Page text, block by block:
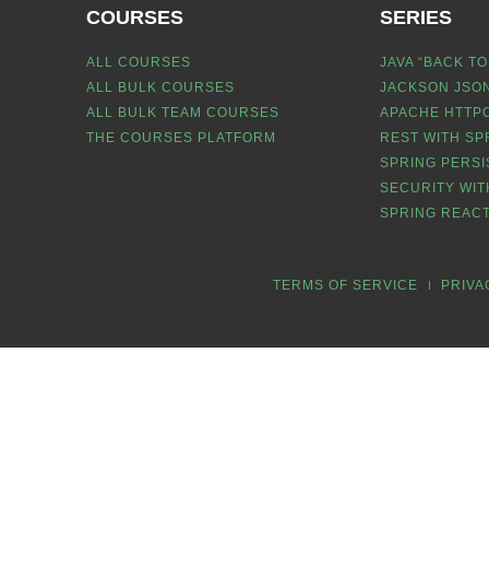
COURSES
ALL COURSES
ALL BULK COURSES
ALL BULK TEAM COURSES
THE COURSES PLATFORM
SERIES
JAVA “BACK
JACKSON
APACHE
REST WITH
SPRING
SECURITY
SPRING
TERMS OF SERVICE